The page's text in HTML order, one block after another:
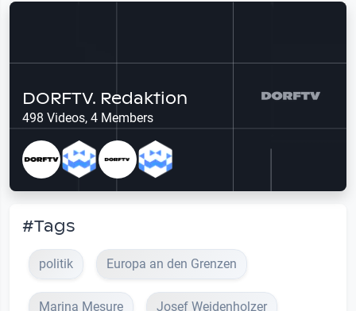
DORFTV. Redaktion
498 Videos, 4 Members
#Tags
politik Europa an den Grenzen
Marina Mesure Josef Weidenholzer